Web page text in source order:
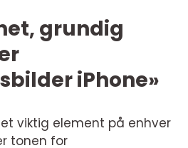
grundig
iPhone»
viktig element på enhver
tonen for